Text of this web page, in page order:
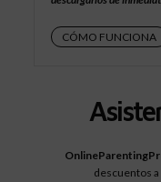
CÓMO FUNCIONA
descuentos